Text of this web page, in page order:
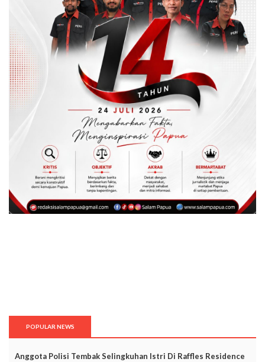
POPULAR NEWS
Anggota Polisi Tembak Selingkuhan Istri Di Raffles Residence